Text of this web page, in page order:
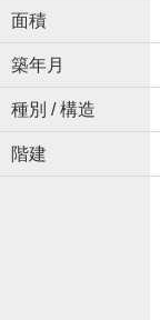
面積
築年月
種別 / 構造
階建